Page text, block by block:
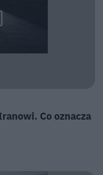
Co oznacza